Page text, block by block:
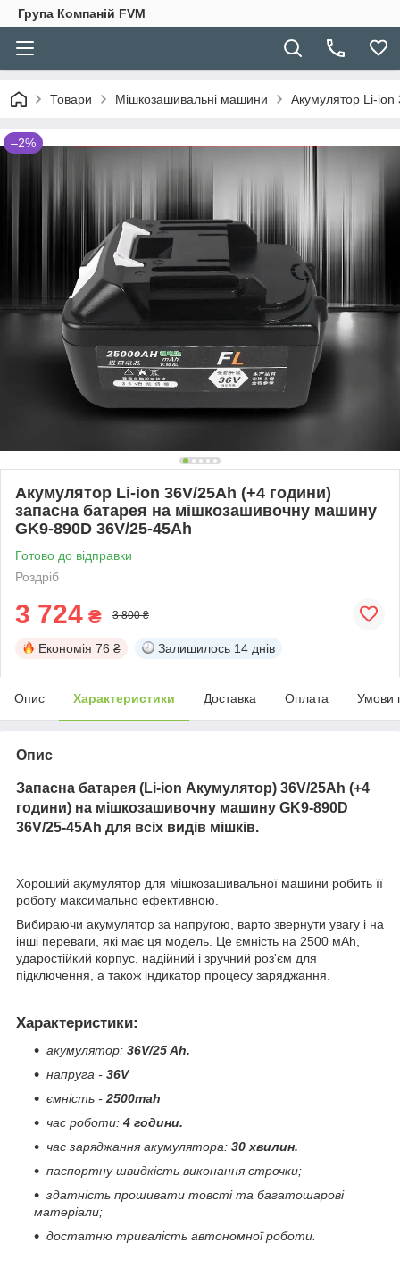
Група Компаній FVM
Товари Мішкозашивальні машини Акумулятор Li-ion
–2%
Акумулятор Li-ion 36V/25Ah (+4 години)
запасна батарея на мішкозашивочну машину
GK9-890D 36V/25-45Ah
Готово до відправки
Роздріб
3 724 ₴ 3 800 ₴
Економія 76 ₴ Залишилось 14 днів
Опис Характеристики Доставка Оплата Умови
Опис
Запасна батарея (Li-ion Акумулятор) 36V/25Ah (+4
години) на мішкозашивочну машину GK9-890D
36V/25-45Ah для всіх видів мішків.
Хороший акумулятор для мішкозашивальної машини робить її
роботу максимально ефективною.
Вибираючи акумулятор за напругою, варто звернути увагу і на
інші переваги, які має ця модель. Це ємність на 2500 мАh,
ударостійкий корпус, надійний і зручний роз'єм для
підключення, а також індикатор процесу заряджання.
Характеристики:
акумулятор: 36V/25 Ah.
напруга - 36V
ємність -2500mah
час роботи: 4 години.
час заряджання акумулятора: 30 хвилин.
паспортну швидкість виконання строчки;
здатність прошивати товсті та багатошарові
матеріали;
достатню тривалість автономної роботи.